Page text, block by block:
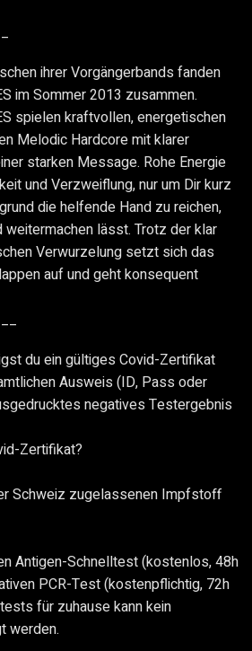
ihrer Vorgängerbands fanden
im Sommer 2013 zusammen.
spielen kraftvollen, energetischen
Melodic Hardcore mit klarer
starken Message. Rohe Energie
und Verzweiflung, nur um Dir kurz
die helfende Hand zu reichen,
weitermachen lässt. Trotz der klar
Verwurzelung setzt sich das
auf und geht konsequent
du ein gültiges Covid-Zertifikat
Ausweis (ID, Pass oder
negatives Testergebnis
Zertifikat?
Schweiz zugelassenen Impfstoff
Antigen-Schnelltest (kostenlos, 48h
PCR-Test (kostenpflichtig, 72h
für zuhause kann kein
werden.